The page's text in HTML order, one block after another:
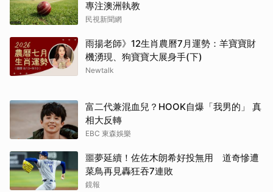
專注澳洲執教
民視新聞網
雨揚老師》12生肖農曆7月運勢：羊寶寶財
機湧現、狗寶寶大展身手(下)
Newtalk
富二代兼混血兒？HOOK自爆「我男的」 真
相大反轉
EBC 東森娛樂
噩夢延續！佐佐木朗希好投無用 道奇慘遭
菜鳥再見轟狂吞7連敗
鏡報
取消